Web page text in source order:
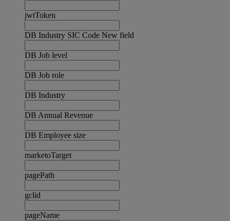
jwtToken
DB Industry SIC Code New field
DB Job level
DB Job role
DB Industry
DB Annual Revenue
DB Employee size
marketoTarget
pagePath
gclid
pageName